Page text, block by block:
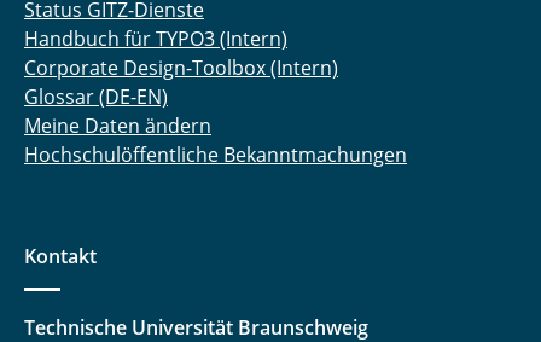
Status GITZ-Dienste
Handbuch für TYPO3 (Intern)
Corporate Design-Toolbox (Intern)
Glossar (DE-EN)
Meine Daten ändern
Hochschulöffentliche Bekanntmachungen
Kontakt
Technische Universität Braunschweig